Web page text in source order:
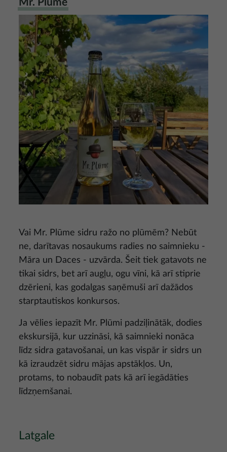
Mr. Plūme
Attēls
Vai Mr. Plūme sidru ražo no plūmēm? Nebūt
ne, darītavas nosaukums radies no saimnieku -
Māra un Daces - uzvārda. Šeit tiek gatavots ne
tikai sidrs, bet arī augļu, ogu vīni, kā arī stiprie
dzērieni, kas godalgas saņēmuši arī dažādos
starptautiskos konkursos.
Ja vēlies iepazīt Mr. Plūmi padziļinātāk, dodies
ekskursijā, kur uzzināsi, kā saimnieki nonāca
līdz sidra gatavošanai, un kas vispār ir sidrs un
kā izraudzēt sidru mājas apstākļos. Un,
protams, to nobaudīt pats kā arī iegādāties
līdzņemšanai.
Latgale